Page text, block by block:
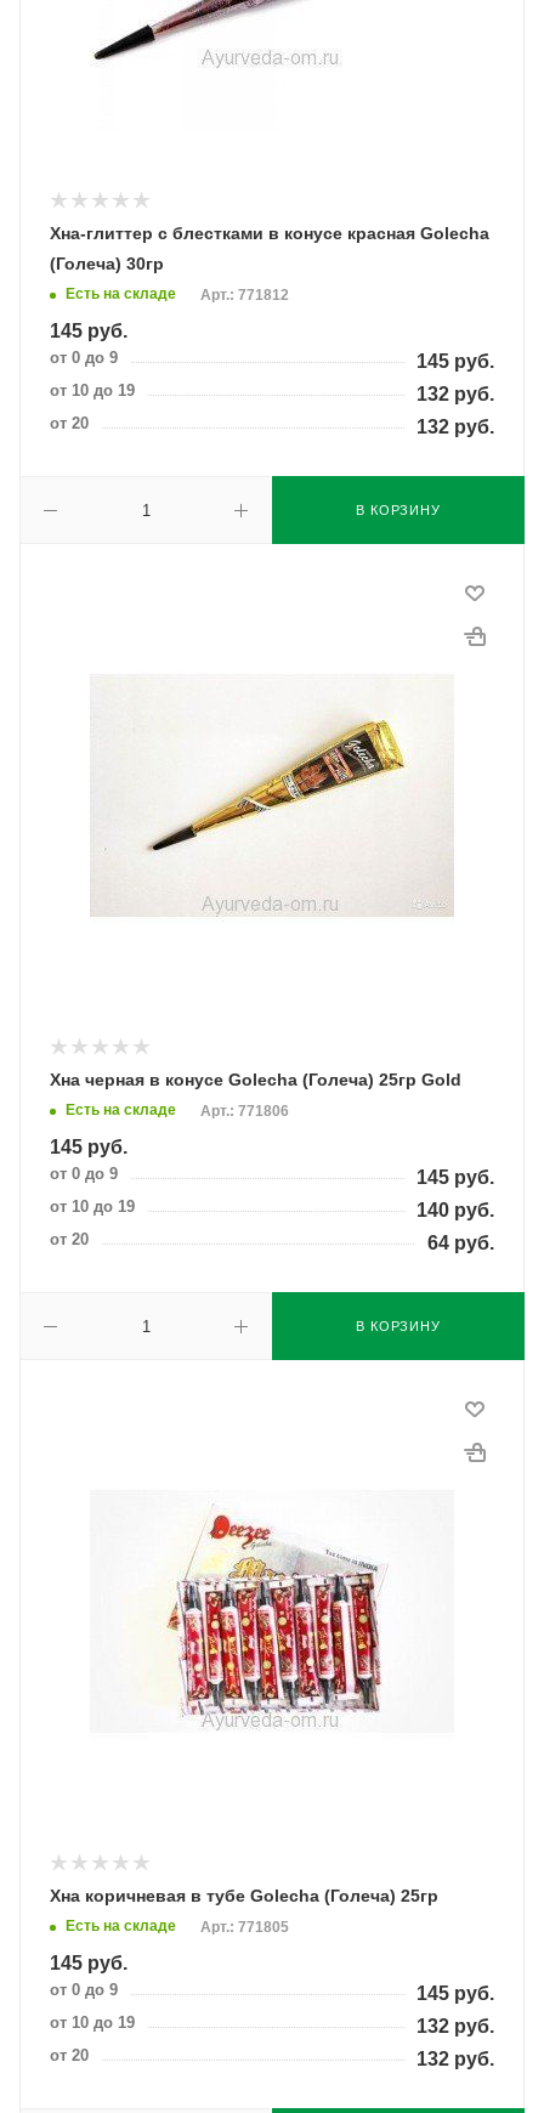
Хна-глиттер с блестками в конусе красная Golecha
(Голеча) 30гр
Есть на складе Арт.: 771812
145 руб.
от 0 до 9 145 руб.
от 10 до 19 132 руб.
от 20 132 руб.
В КОРЗИНУ
Хна черная в конусе Golecha (Голеча) 25гр Gold
Есть на складе Арт.: 771806
145 руб.
от 0 до 9 145 руб.
от 10 до 19 140 руб.
от 20 64 руб.
В КОРЗИНУ
Хна коричневая в тубе Golecha (Голеча) 25гр
Есть на складе Арт.: 771805
145 руб.
от 0 до 9 145 руб.
от 10 до 19 132 руб.
от 20 132 руб.